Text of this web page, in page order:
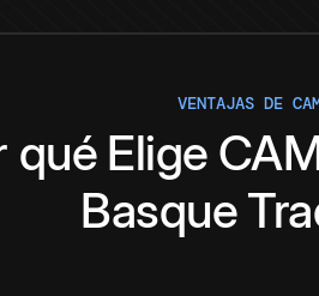
VENTAJAS DE
qué Elige
Basque